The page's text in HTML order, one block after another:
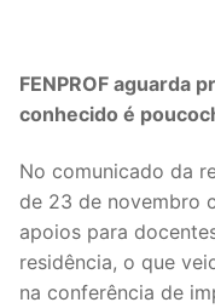
sindicalização
Notícias
Legislação
Sectores
FENPROF aguarda
conhecido é
No comunicado da
de 23 de novembro
apoios para
residência, o que
na conferência de